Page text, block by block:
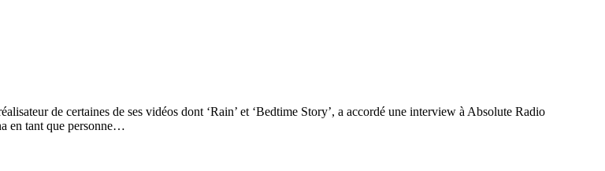
de certaines de ses vidéos dont ‘Rain’ et ‘Bedtime Story’, a accordé une interview à Absolute Radio
en tant que personne…